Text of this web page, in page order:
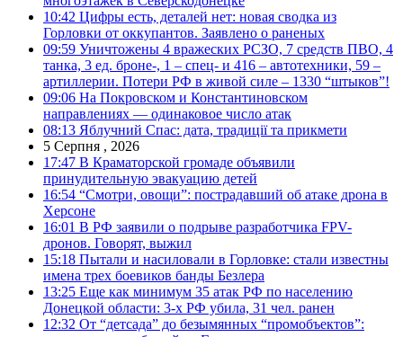
10:42 Цифры есть, деталей нет: новая сводка из
Горловки от оккупантов. Заявлено о раненых
09:59 Уничтожены 4 вражеских РСЗО, 7 средств ПВО, 4
танка, 3 ед. броне-, 1 – спец- и 416 – автотехники, 59 –
артиллерии. Потери РФ в живой силе – 1330 “штыков”!
09:06 На Покровском и Константиновском
направлениях — одинаковое число атак
08:13 Яблучний Спас: дата, традиції та прикмети
5 Серпня , 2026
17:47 В Краматорской громаде объявили
принудительную эвакуацию детей
16:54 “Смотри, овощи”: пострадавший об атаке дрона в
Херсоне
16:01 В РФ заявили о подрыве разработчика FPV-
дронов. Говорят, выжил
15:18 Пытали и насиловали в Горловке: стали известны
имена трех боевиков банды Безлера
13:25 Еще как минимум 35 атак РФ по населению
Донецкой области: 3-х РФ убила, 31 чел. ранен
12:32 От “детсада” до безымянных “промобъектов”: